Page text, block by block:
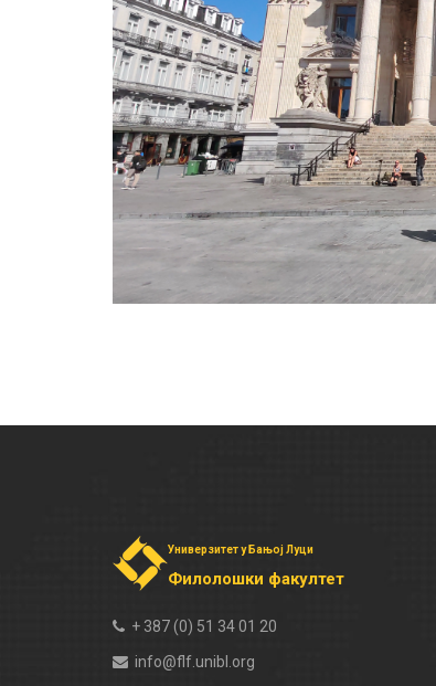
Универзитет у Бањој Луци
Филолошки факултет
+ 387 (0) 51 34 01 20
info@flf.unibl.org